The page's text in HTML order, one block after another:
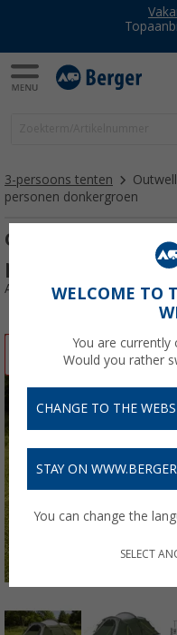
3-persoons tenten
personen donkergroen
Outwell Earth 3
personen
Artikelnr: 312342
-30%
WELCOME TO
You are currently
Would you rather
CHANGE TO THE
STAY ON
You can change the
SELECT